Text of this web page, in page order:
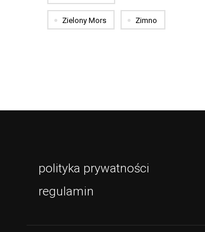
Zielony Mors Zimno
polityka prywatności
regulamin